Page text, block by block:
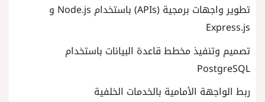
تطوير واجهات برمجية (APIs) باستخدام Node.js و
Express.js
تصميم وتنفيذ مخطط قاعدة البيانات باستخدام
PostgreSQL
ربط الواجهة الأمامية بالخدمات الخلفية